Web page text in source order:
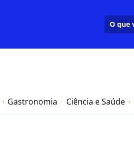
Gastronomia Ciência e Saúde